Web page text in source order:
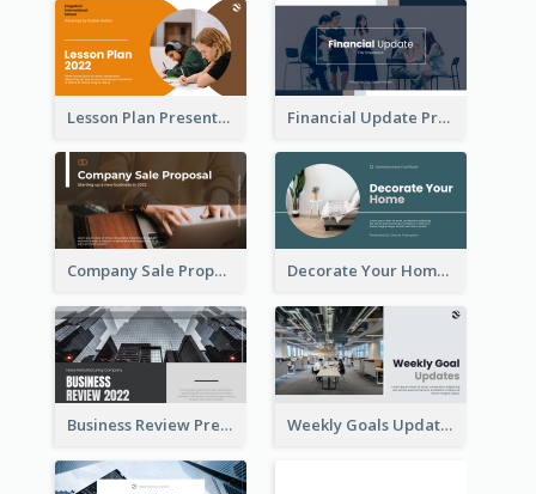
Lesson Plan Presentation Financial Update Presentation
Company Sale Proposal Decorate Your Home Presentation
Business Review Presentations Weekly Goals Updates Presentation